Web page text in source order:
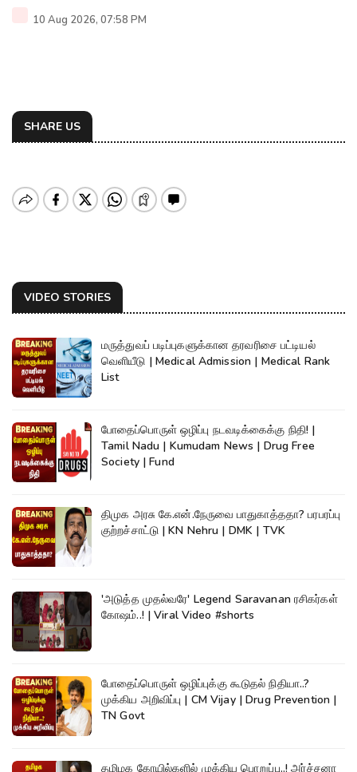
10 Aug 2026, 07:58 PM
SHARE US
VIDEO STORIES
மருத்துவப் படிப்புகளுக்கான தரவரிசை பட்டியல்
வெளியீடு | Medical Admission | Medical Rank
List
போதைப்பொருள் ஒழிப்பு நடவடிக்கைக்கு நிதி! |
Tamil Nadu | Kumudam News | Drug Free
Society | Fund
திமுக அரசு கே.என்.நேருவை பாதுகாத்ததா? பரபரப்பு
குற்றச்சாட்டு | KN Nehru | DMK | TVK
'அடுத்த முதல்வரே' Legend Saravanan ரசிகர்கள்
கோஷம்..! | Viral Video #shorts
போதைப்பொருள் ஒழிப்புக்கு கூடுதல் நிதியா..?
முக்கிய அறிவிப்பு | CM Vijay | Drug Prevention |
TN Govt
தமிழக கோயில்களில் முக்கிய பொறுப்பு..! அர்ச்சனா